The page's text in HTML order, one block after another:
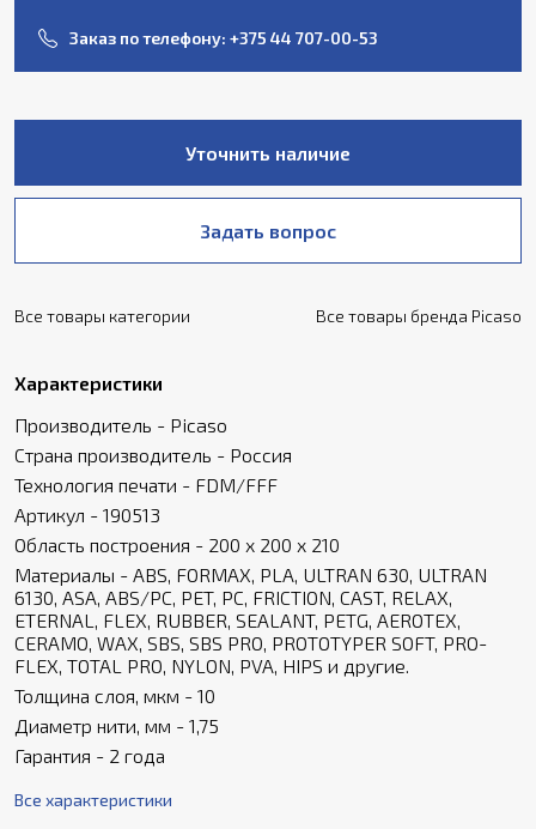
Заказ по телефону: +375 44 707-00-53
Уточнить наличие
Задать вопрос
Все товары категории Все товары бренда Picaso
Характеристики
Производитель - Picaso
Страна производитель - Россия
Технология печати - FDM/FFF
Артикул - 190513
Область построения - 200 х 200 х 210
Материалы - ABS, FORMAX, PLA, ULTRAN 630, ULTRAN
6130, ASA, ABS/PC, PET, PC, FRICTION, CAST, RELAX,
ETERNAL, FLEX, RUBBER, SEALANT, PETG, AEROTEX,
CERAMO, WAX, SBS, SBS PRO, PROTOTYPER SOFT, PRO-
FLEX, TOTAL PRO, NYLON, PVA, HIPS и другие.
Толщина слоя, мкм - 10
Диаметр нити, мм - 1,75
Гарантия - 2 года
Все характеристики